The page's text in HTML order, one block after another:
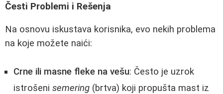
Česti Problemi i Rešenja
Na osnovu iskustava korisnika, evo nekih problema
na koje možete naići:
Crne ili masne fleke na vešu: Često je uzrok
istrošeni semering (brtva) koji propušta mast iz